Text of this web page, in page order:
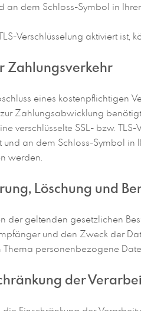
an dem Schloss-Symbol in
Verschlüsselung aktiviert
Zahlungsverkehr
eines kostenpflichtigen
Zahlungsabwicklung
verschlüsselte SSL- bzw.
und an dem Schloss-Symbol
werden.
Löschung und
der geltenden gesetzlichen
und den Zweck der
personenbezogene
der